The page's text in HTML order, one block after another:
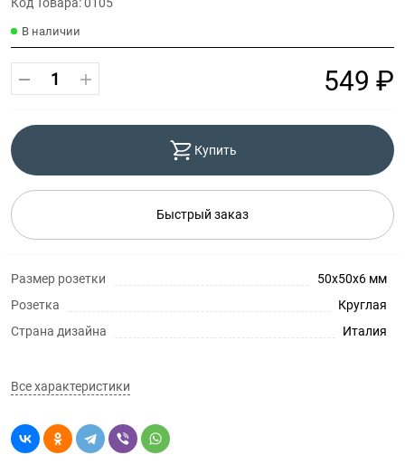
В наличии
549 ₽
Купить
Быстрый заказ
Размер розетки
50x50x6 мм
Розетка
Круглая
Страна дизайна
Италия
Все характеристики